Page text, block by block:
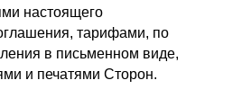
настоящего
тарифами, по
в письменном виде,
и печатями Сторон.